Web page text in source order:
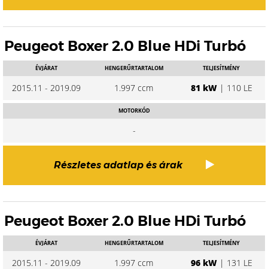
Peugeot Boxer 2.0 Blue HDi Turbó
ÉVJÁRAT
2015.11 - 2019.09
HENGERŰRTARTALOM
1.997 ccm
TELJESÍTMÉNY
81 kW| 110 LE
MOTORKÓD
-
Részletes adatlap és árak
Peugeot Boxer 2.0 Blue HDi Turbó
ÉVJÁRAT
2015.11 - 2019.09
HENGERŰRTARTALOM
1.997 ccm
TELJESÍTMÉNY
96 kW| 131 LE